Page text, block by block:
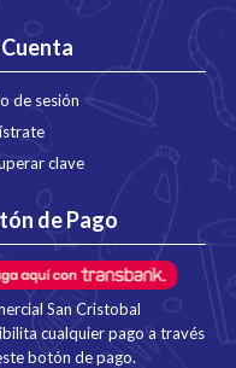
de sesión
clave
de Pago
San Cristobal
cualquier pago a través
botón de pago.